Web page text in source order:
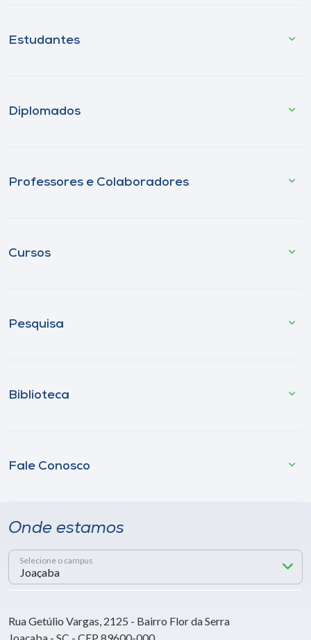
Estudantes
Diplomados
Professores e Colaboradores
Cursos
Pesquisa
Biblioteca
Fale Conosco
Onde estamos
Selecione o campus
Rua Getúlio Vargas, 2125 - Bairro Flor da Serra